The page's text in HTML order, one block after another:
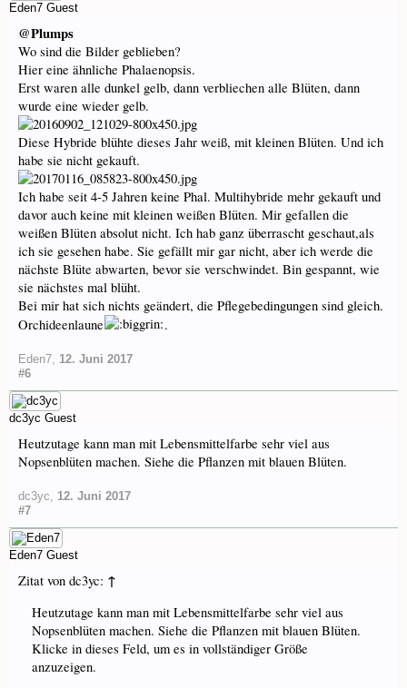
Eden7 Guest
@Plumps
Wo sind die Bilder geblieben?
Hier eine ähnliche Phalaenopsis.
Erst waren alle dunkel gelb, dann verbliechen alle Blüten, dann
wurde eine wieder gelb.
Diese Hybride blühte dieses Jahr weiß, mit kleinen Blüten. Und ich
habe sie nicht gekauft.
Ich habe seit 4-5 Jahren keine Phal. Multihybride mehr gekauft und
davor auch keine mit kleinen weißen Blüten. Mir gefallen die
weißen Blüten absolut nicht. Ich hab ganz überrascht geschaut,als
ich sie gesehen habe. Sie gefällt mir gar nicht, aber ich werde die
nächste Blüte abwarten, bevor sie verschwindet. Bin gespannt, wie
sie nächstes mal blüht.
Bei mir hat sich nichts geändert, die Pflegebedingungen sind gleich.
Orchideenlaune
.
Eden7, 12. Juni 2017
#6
dc3yc Guest
Heutzutage kann man mit Lebensmittelfarbe sehr viel aus
Nopsenblüten machen. Siehe die Pflanzen mit blauen Blüten.
dc3yc, 12. Juni 2017
#7
Eden7 Guest
Zitat von dc3yc: ↑
Heutzutage kann man mit Lebensmittelfarbe sehr viel aus
Nopsenblüten machen. Siehe die Pflanzen mit blauen Blüten.
Klicke in dieses Feld, um es in vollständiger Größe
anzuzeigen.